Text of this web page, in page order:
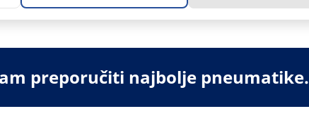
preporučiti najbolje pneumatike.